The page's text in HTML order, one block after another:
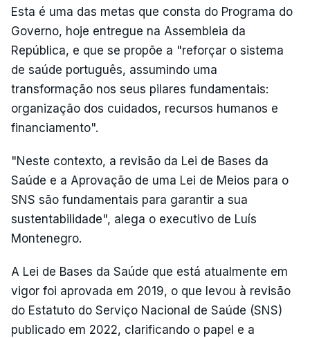
Esta é uma das metas que consta do Programa do
Governo, hoje entregue na Assembleia da
República, e que se propõe a "reforçar o sistema
de saúde português, assumindo uma
transformação nos seus pilares fundamentais:
organização dos cuidados, recursos humanos e
financiamento".
"Neste contexto, a revisão da Lei de Bases da
Saúde e a Aprovação de uma Lei de Meios para o
SNS são fundamentais para garantir a sua
sustentabilidade", alega o executivo de Luís
Montenegro.
A Lei de Bases da Saúde que está atualmente em
vigor foi aprovada em 2019, o que levou à revisão
do Estatuto do Serviço Nacional de Saúde (SNS)
publicado em 2022, clarificando o papel e a